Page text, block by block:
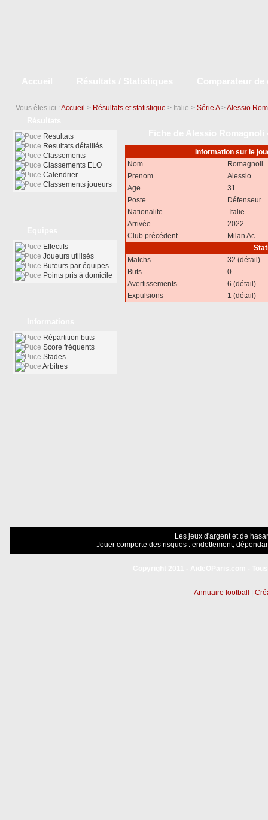
Vous êtes ici : Accueil > Résultats et statistique > Italie > Série A>Alessio
Information sur le
Nom
Romagnoli
Prenom
Alessio
Age
31
Poste
Défenseur
Nationalite
Italie
Arrivée
2022
Club précédent
Milan Ac
Matchs
32 (détail )
Buts
0
Avertissements
6 (détail )
Expulsions
1 (détail )
Resultats
Resultats détaillés
Classements
Classements ELO
Calendrier
Classements joueurs
Effectifs
Joueurs utilisés
Buteurs par équipes
Points pris à domicile
Répartition buts
Score fréquents
Stades
Arbitres
Les jeux d'argent et de
Jouer comporte des risques : endettement,
Annuaire football